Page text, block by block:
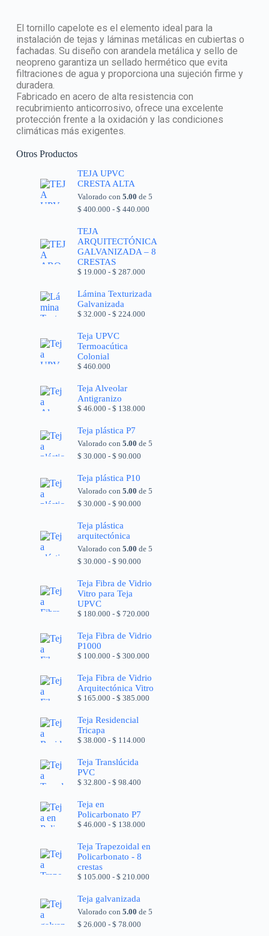
El tornillo capelote es el elemento ideal para la
instalación de tejas y láminas metálicas en cubiertas o
fachadas. Su diseño con arandela metálica y sello de
neopreno garantiza un sellado hermético que evita
filtraciones de agua y proporciona una sujeción firme y
duradera.
Fabricado en acero de alta resistencia con
recubrimiento anticorrosivo, ofrece una excelente
protección frente a la oxidación y las condiciones
climáticas más exigentes.
Otros Productos
TEJA UPVC
CRESTA ALTA
Valorado con5.00 de 5
$ 400.000 - $ 440.000
TEJA
ARQUITECTÓNICA
GALVANIZADA – 8
CRESTAS
$ 19.000 - $ 287.000
Lámina Texturizada
Galvanizada
$ 32.000 - $ 224.000
Teja UPVC
Termoacútica
Colonial
$ 460.000
Teja Alveolar
Antigranizo
$ 46.000 - $ 138.000
Teja plástica P7
Valorado con5.00 de 5
$ 30.000 - $ 90.000
Teja plástica P10
Valorado con5.00 de 5
$ 30.000 - $ 90.000
Teja plástica
arquitectónica
Valorado con5.00 de 5
$ 30.000 - $ 90.000
Teja Fibra de Vidrio
Vitro para Teja
UPVC
$ 180.000 - $ 720.000
Teja Fibra de Vidrio
P1000
$ 100.000 - $ 300.000
Teja Fibra de Vidrio
Arquitectónica Vitro
$ 165.000 - $ 385.000
Teja Residencial
Tricapa
$ 38.000 - $ 114.000
Teja Translúcida
PVC
$ 32.800 - $ 98.400
Teja en
Policarbonato P7
$ 46.000 - $ 138.000
Teja Trapezoidal en
Policarbonato - 8
crestas
$ 105.000 - $ 210.000
Teja galvanizada
Valorado con5.00 de 5
$ 26.000 - $ 78.000